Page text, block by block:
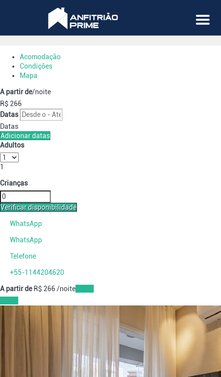
Menu
Acomodação
Condições
Mapa
A partir de/noite
R$ 266
Datas
Datas
Adicionar datas
Adultos
1
Crianças
Verificar disponibilidade
WhatsApp
WhatsApp
Telefone
+55-1144204620
A partir deR$ 266/noite